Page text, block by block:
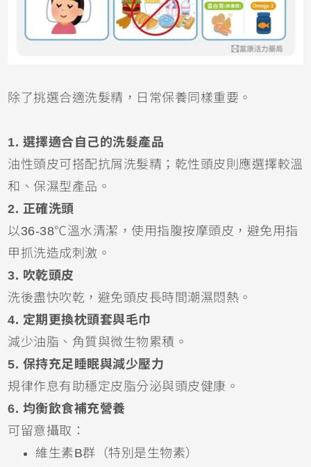
除了挑選合適洗髮精，日常保養同樣重要。
1. 選擇適合自己的洗髮產品
油性頭皮可搭配抗屑洗髮精；乾性頭皮則應選擇較溫
和、保濕型產品。
2. 正確洗頭
以36-38℃溫水清潔，使用指腹按摩頭皮，避免用指
甲抓洗造成刺激。
3. 吹乾頭皮
洗後盡快吹乾，避免頭皮長時間潮濕悶熱。
4. 定期更換枕頭套與毛巾
減少油脂、角質與微生物累積。
5. 保持充足睡眠與減少壓力
規律作息有助穩定皮脂分泌與頭皮健康。
6. 均衡飲食補充營養
可留意攝取：
維生素B群（特別是生物素）